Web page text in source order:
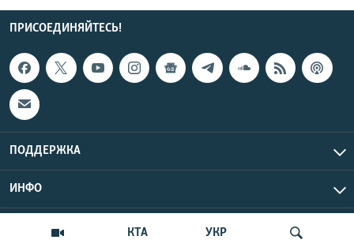
КТА УКР
ПРИСОЕДИНЯЙТЕСЬ!
ПОДДЕРЖКА
ИНФО
Copyright Крым.Реалии, 2026 | Все права защищены.
UTC+3